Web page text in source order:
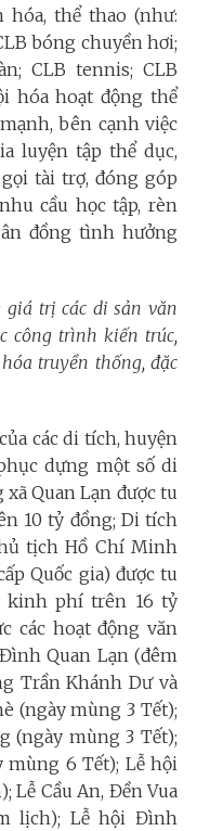
hóa, thể thao (như:
bóng chuyền hơi;
CLB tennis; CLB
hóa hoạt động thể
bên cạnh việc
luyện tập thể dục,
tài trợ, đóng góp
cầu học tập, rèn
đồng tình hưởng
giá trị các di sản văn
công trình kiến trúc,
truyền thống, đặc
các di tích, huyện
dựng một số di
Quan Lạn được tu
10 tỷ đồng; Di tích
tịch Hồ Chí Minh
Quốc gia) được tu
kinh phí trên 16 tỷ
các hoạt động văn
Quan Lạn (đêm
Trần Khánh Dư và
(ngày mùng 3 Tết);
(ngày mùng 3 Tết);
mùng 6 Tết); Lễ hội
Lễ Cầu An, Đền Vua
lịch); Lễ hội Đình